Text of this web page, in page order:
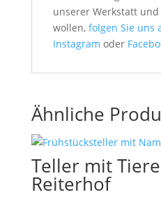
unserer Werkstatt
wollen,folgen Sie uns
Instagram oder
Ähnliche
Teller mit
Reiterhof